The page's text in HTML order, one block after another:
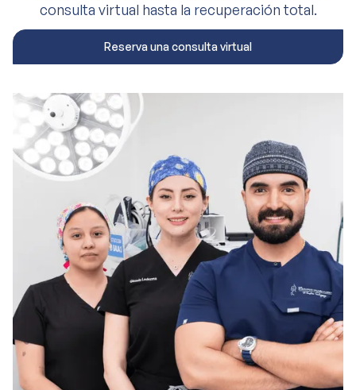
consulta virtual hasta la recuperación total.
Reserva una consulta virtual